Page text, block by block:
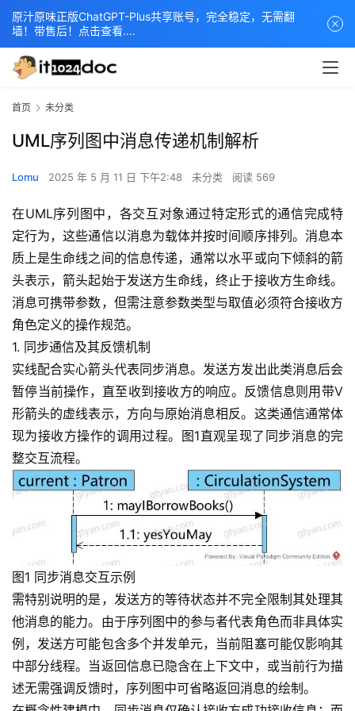
首页 未分类
UML序列图中消息传递机制解析
Lomu 2025 年 5 月 11 日 下午2:48 未分类 阅读 569
在UML序列图中，各交互对象通过特定形式的通信完成特
定行为，这些通信以消息为载体并按时间顺序排列。消息本
质上是生命线之间的信息传递，通常以水平或向下倾斜的箭
头表示，箭头起始于发送方生命线，终止于接收方生命线。
消息可携带参数，但需注意参数类型与取值必须符合接收方
角色定义的操作规范。
1. 同步通信及其反馈机制
实线配合实心箭头代表同步消息。发送方发出此类消息后会
暂停当前操作，直至收到接收方的响应。反馈信息则用带V
形箭头的虚线表示，方向与原始消息相反。这类通信通常体
现为接收方操作的调用过程。图1直观呈现了同步消息的完
整交互流程。
图1 同步消息交互示例
需特别说明的是，发送方的等待状态并不完全限制其处理其
他消息的能力。由于序列图中的参与者代表角色而非具体实
例，发送方可能包含多个并发单元，当前阻塞可能仅影响其
中部分线程。当返回信息已隐含在上下文中，或当前行为描
述无需强调反馈时，序列图中可省略返回消息的绘制。
原汁原味正版ChatGPT-Plus共享账号，完全稳定，无需翻
墙！带售后！点击查看....